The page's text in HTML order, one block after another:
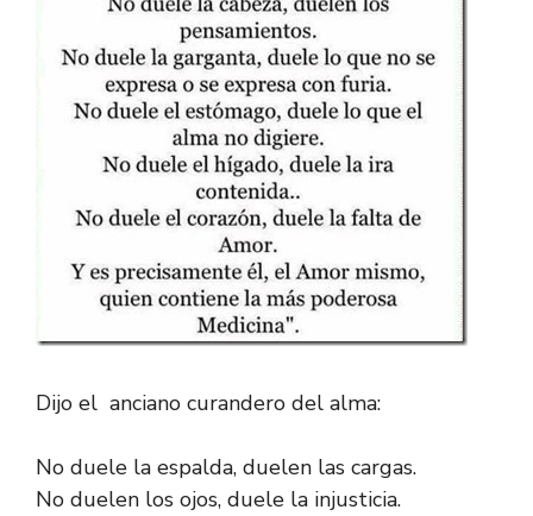
Dijo el anciano curandero del alma:
No duele la espalda, duelen las cargas.
No duelen los ojos, duele la injusticia.